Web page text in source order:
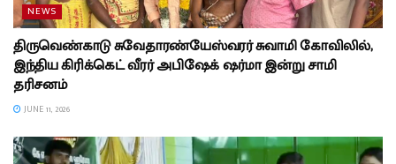
NEWS
திருவெண்காடு சுவேதாரண்யேஸ்வரர் சுவாமி கோவிலில்,
இந்திய கிரிக்கெட் வீரர் அபிஷேக் ஷர்மா இன்று சாமி
தரிசனம்
JUNE 11, 2026